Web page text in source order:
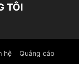
TÔI
hệ Quảng cáo